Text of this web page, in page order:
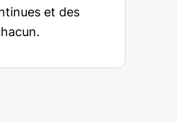
et des